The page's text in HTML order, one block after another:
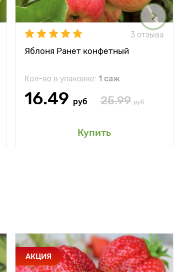
3 отзыва
Яблоня Ранет конфетный
Кол-во в упаковке: 1 саж
16.49 руб 25.99 руб
Купить
АКЦИЯ